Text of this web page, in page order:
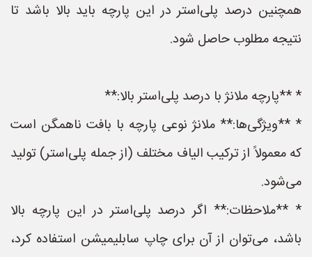
همچنین درصد پلی‌استر در این پارچه باید بالا باشد تا
نتیجه مطلوب حاصل شود.
* **پارچه ملانژ با درصد پلی‌استر بالا:**
* **ویژگی‌ها:** ملانژ نوعی پارچه با بافت ناهمگن است
که معمولاً از ترکیب الیاف مختلف (از جمله پلی‌استر) تولید
می‌شود.
* **ملاحظات:** اگر درصد پلی‌استر در این پارچه بالا
باشد، می‌توان از آن برای چاپ سابلیمیشن استفاده کرد،